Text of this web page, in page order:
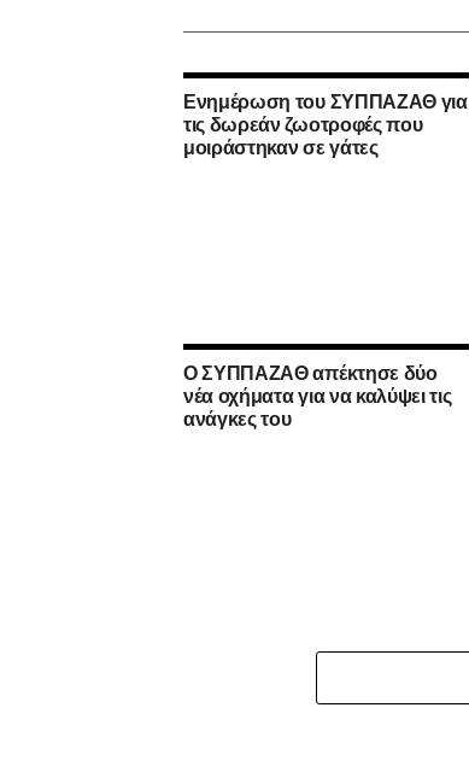
Ενημέρωση του ΣΥΠΠΑΖΑΘ για
τις δωρεάν ζωοτροφές που
μοιράστηκαν σε γάτες
Ο ΣΥΠΠΑΖΑΘ απέκτησε δύο
νέα οχήματα για να καλύψει τις
ανάγκες του